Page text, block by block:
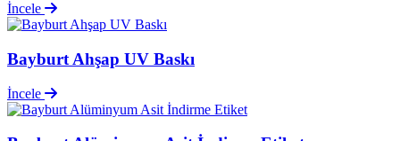
İncele
Bayburt Ahşap UV Baskı
İncele